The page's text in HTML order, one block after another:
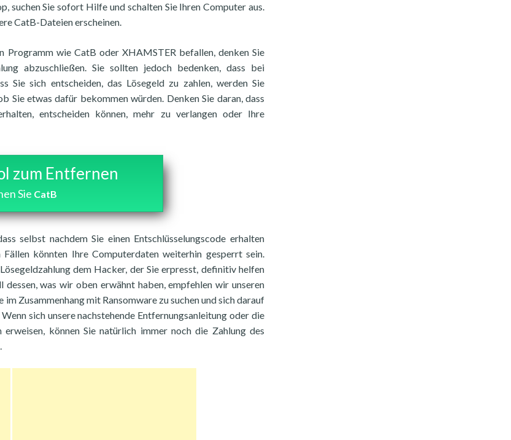
suchen Sie sofort Hilfe und schalten Sie Ihren Computer aus.
CatB-Dateien erscheinen.
Programm wie CatB oder XHAMSTER befallen, denken Sie
abzuschließen. Sie sollten jedoch bedenken, dass bei
Sie sich entscheiden, das Lösegeld zu zahlen, werden Sie
Sie etwas dafür bekommen würden. Denken Sie daran, dass
entscheiden können, mehr zu verlangen oder Ihre
zum Entfernen
Sie CatB
selbst nachdem Sie einen Entschlüsselungscode erhalten
könnten Ihre Computerdaten weiterhin gesperrt sein.
dem Hacker, der Sie erpresst, definitiv helfen
was wir oben erwähnt haben, empfehlen wir unseren
Zusammenhang mit Ransomware zu suchen und sich darauf
sich unsere nachstehende Entfernungsanleitung oder die
können Sie natürlich immer noch die Zahlung des